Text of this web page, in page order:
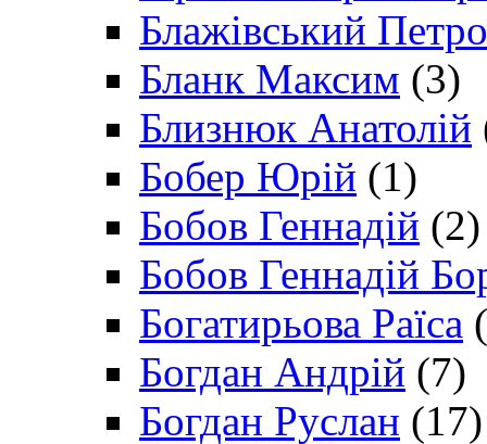
Блажівський Петро
Бланк Максим (3)
Близнюк Анатолій
Бобер Юрій (1)
Бобов Геннадій (2)
Бобов Геннадій
Богатирьова Раїса
Богдан Андрій (7)
Богдан Руслан (17)